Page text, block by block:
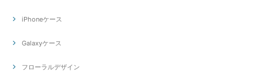
iPhoneケース
Galaxyケース
フローラルデザイン